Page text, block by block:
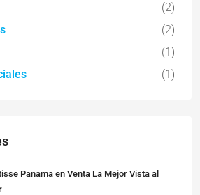
(2)
(2)
(1)
(1)
Panama en Venta La Mejor Vista al